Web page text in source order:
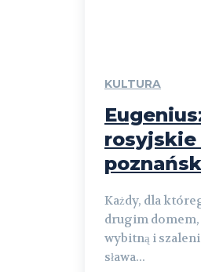
KULTURA
rosyjskie
Każdy, dla
drugim domem,
wybitną i
sława...